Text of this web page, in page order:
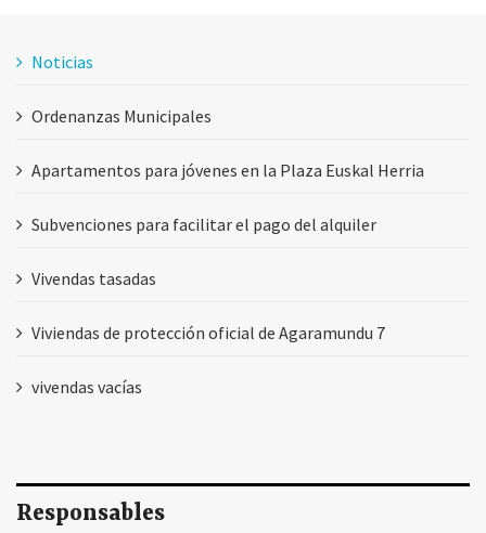
Noticias
Ordenanzas Municipales
Apartamentos para jóvenes en la Plaza Euskal Herria
Subvenciones para facilitar el pago del alquiler
Vivendas tasadas
Viviendas de protección oficial de Agaramundu 7
vivendas vacías
Responsables